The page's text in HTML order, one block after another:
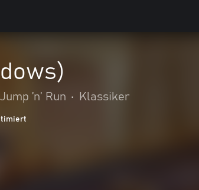
Jump ’n’ Run • Klassiker